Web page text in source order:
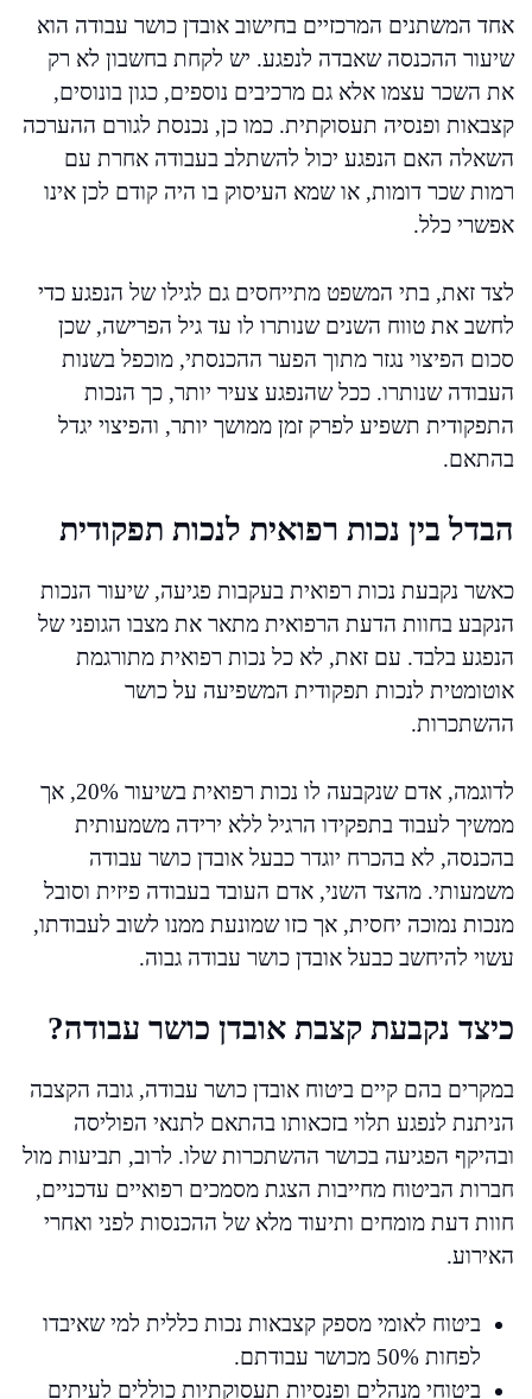
אחד המשתנים המרכזיים בחישוב אובדן כושר עבודה הוא
שיעור ההכנסה שאבדה לנפגע. יש לקחת בחשבון לא רק
את השכר עצמו אלא גם מרכיבים נוספים, כגון בונוסים,
קצבאות ופנסיה תעסוקתית. כמו כן, נכנסת לגורם ההערכה
השאלה האם הנפגע יכול להשתלב בעבודה אחרת עם
רמות שכר דומות, או שמא העיסוק בו היה קודם לכן אינו
אפשרי כלל.
לצד זאת, בתי המשפט מתייחסים גם לגילו של הנפגע כדי
לחשב את טווח השנים שנותרו לו עד גיל הפרישה, שכן
סכום הפיצוי נגזר מתוך הפער ההכנסתי, מוכפל בשנות
העבודה שנותרו. ככל שהנפגע צעיר יותר, כך הנכות
התפקודית תשפיע לפרק זמן ממושך יותר, והפיצוי יגדל
בהתאם.
הבדל בין נכות רפואית לנכות תפקודית
כאשר נקבעת נכות רפואית בעקבות פגיעה, שיעור הנכות
הנקבע בחוות הדעת הרפואית מתאר את מצבו הגופני של
הנפגע בלבד. עם זאת, לא כל נכות רפואית מתורגמת
אוטומטית לנכות תפקודית המשפיעה על כושר
ההשתכרות.
לדוגמה, אדם שנקבעה לו נכות רפואית בשיעור 20%, אך
ממשיך לעבוד בתפקידו הרגיל ללא ירידה משמעותית
בהכנסה, לא בהכרח יוגדר כבעל אובדן כושר עבודה
משמעותי. מהצד השני, אדם העובד בעבודה פיזית וסובל
מנכות נמוכה יחסית, אך כזו שמונעת ממנו לשוב לעבודתו,
עשוי להיחשב כבעל אובדן כושר עבודה גבוה.
כיצד נקבעת קצבת אובדן כושר עבודה?
במקרים בהם קיים ביטוח אובדן כושר עבודה, גובה הקצבה
הניתנת לנפגע תלוי בזכאותו בהתאם לתנאי הפוליסה
ובהיקף הפגיעה בכושר ההשתכרות שלו. לרוב, תביעות מול
חברות הביטוח מחייבות הצגת מסמכים רפואיים עדכניים,
חוות דעת מומחים ותיעוד מלא של ההכנסות לפני ואחרי
האירוע.
ביטוח לאומי מספק קצבאות נכות כללית למי שאיבדו
לפחות 50% מכושר עבודתם.
ביטוחי מנהלים ופנסיות תעסוקתיות כוללים לעיתים